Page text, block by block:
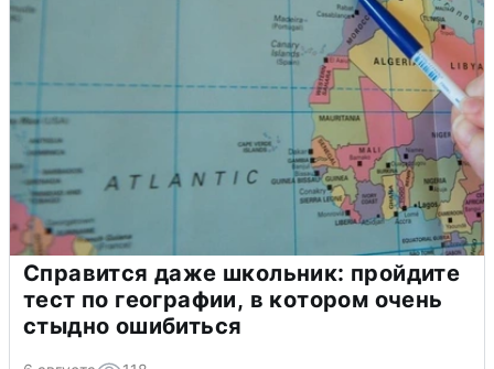
Справится даже школьник: пройдите
тест по географии, в котором очень
стыдно ошибиться